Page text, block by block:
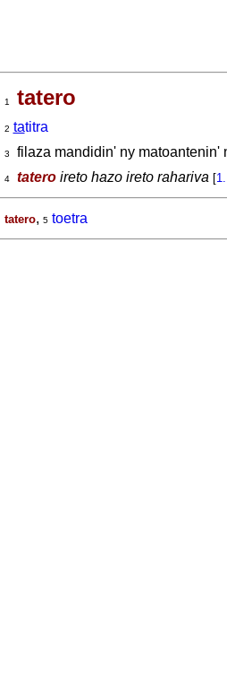
1 tatero
2 tatitra
3
filaza mandidin' ny matoantenin'
4 tateroireto hazo ireto rahariva [
tatero, 5 toetra